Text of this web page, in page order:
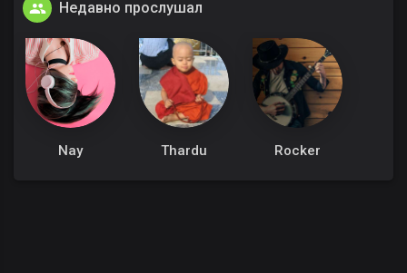
Недавно прослушал
Nay Thardu Rocker